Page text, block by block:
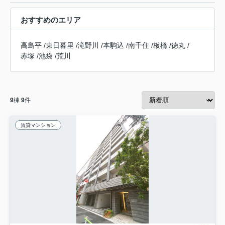
おすすめのエリア
高島平 /東日暮里 /滝野川 /本駒込 /南千住 /板橋 /徳丸 /
赤塚 /池袋 /荒川
9棟 9件
賃貸マンション